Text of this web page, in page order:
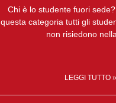
Chi è lo studente fuori
questa categoria tutti gli
non risiedono
LEGGI TUTTO »